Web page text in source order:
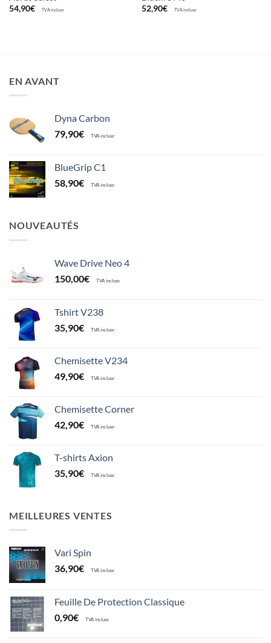
54,90€ TVA incluse
52,90€ TVA incluse
EN AVANT
Dyna Carbon
79,90€ TVA incluse
BlueGrip C1
58,90€ TVA incluse
NOUVEAUTÉS
Wave Drive Neo 4
150,00€ TVA incluse
Tshirt V238
35,90€ TVA incluse
Chemisette V234
49,90€ TVA incluse
Chemisette Corner
42,90€ TVA incluse
T-shirts Axion
35,90€ TVA incluse
MEILLEURES VENTES
Vari Spin
36,90€ TVA incluse
Feuille De Protection Classique
0,90€ TVA incluse